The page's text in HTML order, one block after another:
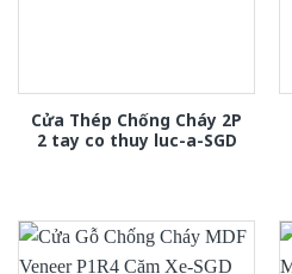
Cửa Thép Chống Cháy 2P
2 tay co thuy luc-a-SGD